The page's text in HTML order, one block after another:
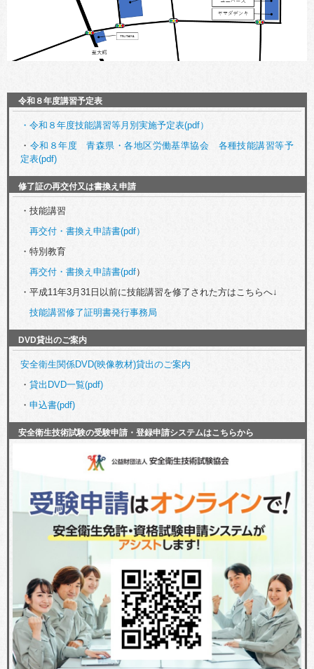
令和８年度講習予定表
・令和８年度技能講習等月別実施予定表(pdf）
・ 令和８年度 青森県・各地区労働基準協会 各種技能講習等予
定表(pdf)
修了証の再交付又は書換え申請
・技能講習
再交付・書換え申請書(pdf）
・特別教育
再交付・書換え申請書(pdf）
・平成11年3月31日以前に技能講習を修了された方はこちらへ↓
技能講習修了証明書発行事務局
DVD貸出のご案内
安全衛生関係DVD(映像教材)貸出のご案内
・貸出DVD一覧(pdf)
・申込書(pdf)
安全衛生技術試験の受験申請・登録申請システムはこちらから